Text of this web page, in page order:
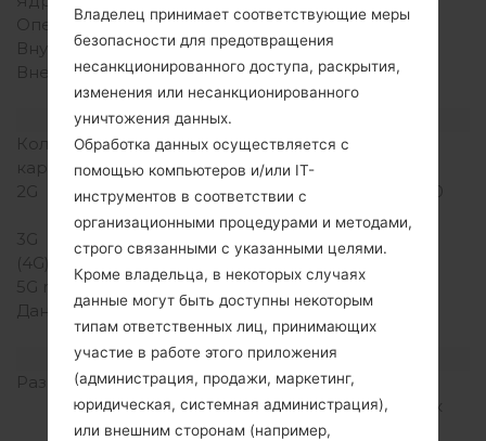
Оперативная память
512MB
Внутренняя память
4GB
Внешняя память
microSD, до 32 GB
(выделенный слот)
Сеть и данные
Количество мест для сим
карты
1 Мини SIM
2G
GSM 850/900/1800/1900
MHz
3G
(4G) LTE
5G network
-
Данные
GPRS, EDGE, UMTS,
HSDPA, HSUPA, HSPA+
Дисплей
Размер экрана
3.2 in (~46.6%
соотношение экрана к
телу)
Владелец принимает соответствующие меры
безопасности для предотвращения
несанкционированного доступа, раскрытия,
изменения или несанкционированного
уничтожения данных.
Обработка данных осуществляется с
помощью компьютеров и/или IT-
инструментов в соответствии с
организационными процедурами и методами,
строго связанными с указанными целями.
Кроме владельца, в некоторых случаях
данные могут быть доступны некоторым
типам ответственных лиц, принимающих
участие в работе этого приложения
(администрация, продажи, маркетинг,
юридическая, системная администрация),
или внешним сторонам (например,